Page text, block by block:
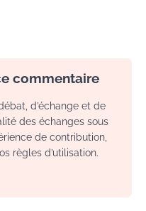
commentaire
d’échange et de
des échanges sous
de contribution,
règles d’utilisation.